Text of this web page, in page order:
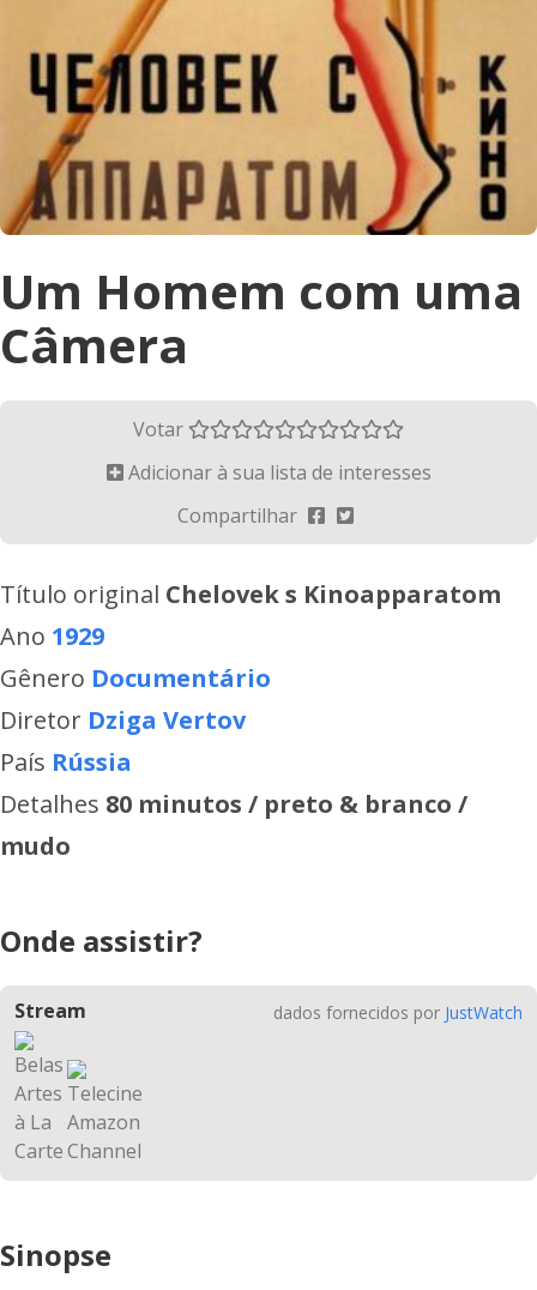
Um Homem com uma
Câmera
Votar
Adicionar à sua lista de interesses
Compartilhar
Título original Chelovek s Kinoapparatom
Ano 1929
Gênero Documentário
Diretor Dziga Vertov
País Rússia
Detalhes 80 minutos / preto & branco /
mudo
Onde assistir?
Stream dados fornecidos por JustWatch
Sinopse